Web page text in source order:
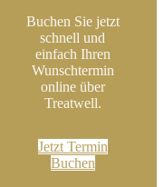
Buchen Sie jetzt
schnell und
einfach Ihren
Wunschtermin
online über
Treatwell.
Jetzt Termin
Buchen